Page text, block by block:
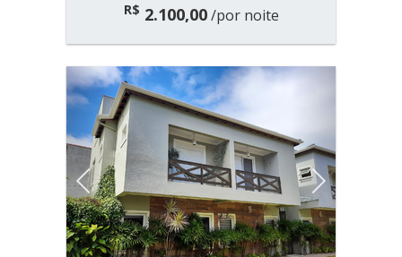
R$ 2.100,00/por noite
Previous Next